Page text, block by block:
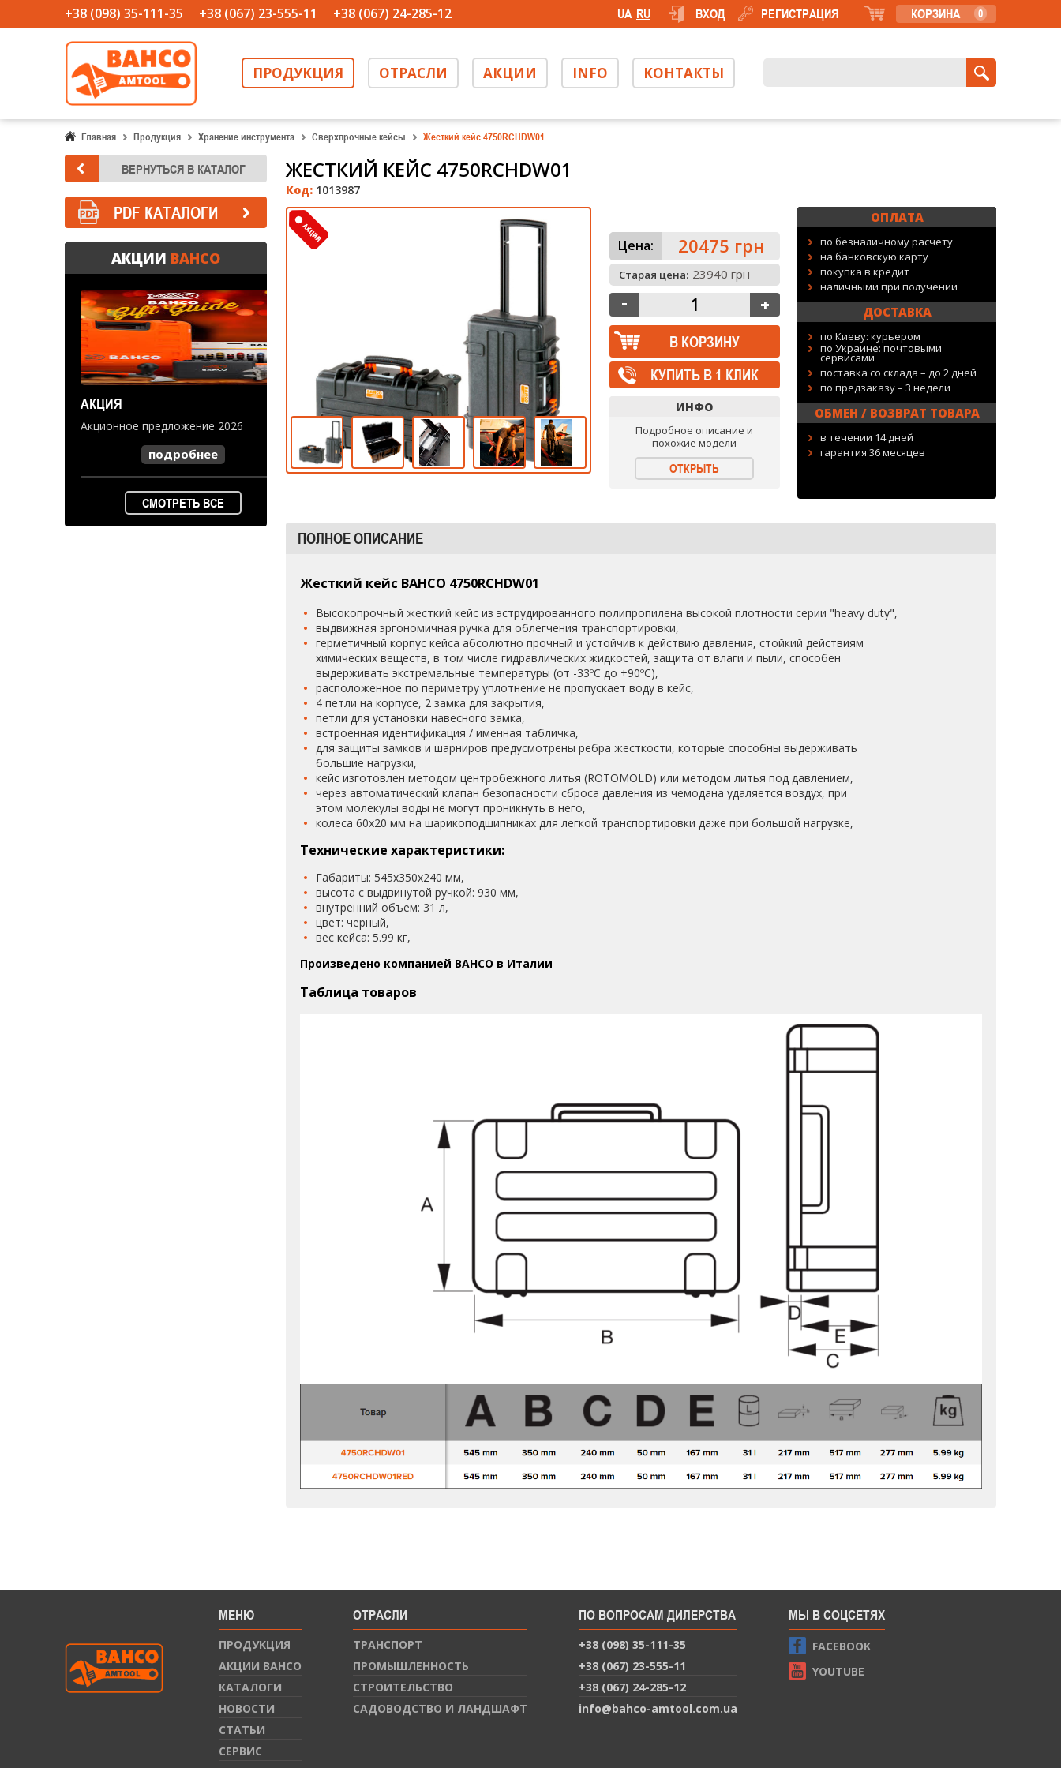
+38 (098) 35-111-35 +38 (067) 23-555-11 +38 (067) 24-285-12 КОРЗИНА 0
UA RU ВХОД РЕГИСТРАЦИЯ
ПРОДУКЦИЯ ОТРАСЛИ АКЦИИ INFO КОНТАКТЫ
Главная Продукция Хранение инструмента Сверхпрочные кейсы Жесткий кейс 4750RCHDW01
ЖЕСТКИЙ КЕЙС 4750RCHDW01
Код: 1013987
Цена: 20475 грн
Старая цена: 23940 грн
КУПИТЬ В 1 КЛИК
ИНФО
Подробное описание и
похожие модели
ОТКРЫТЬ
ОПЛАТА
по безналичному расчету
на банковскую карту
покупка в кредит
наличными при получении
ДОСТАВКА
по Киеву: курьером
по Украине: почтовыми
сервисами
поставка со склада – до 2 дней
по предзаказу – 3 недели
ОБМЕН / ВОЗВРАТ ТОВАРА
в течении 14 дней
гарантия 36 месяцев
ПОЛНОЕ ОПИСАНИЕ
Жесткий кейс BAHCO 4750RCHDW01
Высокопрочный жесткий кейс из эструдированного полипропилена высокой плотности серии "heavy duty",
выдвижная эргономичная ручка для облегчения транспортировки,
герметичный корпус кейса абсолютно прочный и устойчив к действию давления, стойкий действиям
химических веществ, в том числе гидравлических жидкостей, защита от влаги и пыли, способен
выдерживать экстремальные температуры (от -33ºC до +90ºC),
расположенное по периметру уплотнение не пропускает воду в кейс,
4 петли на корпусе, 2 замка для закрытия,
петли для установки навесного замка,
встроенная идентификация / именная табличка,
для защиты замков и шарниров предусмотрены ребра жесткости, которые способны выдерживать
большие нагрузки,
кейс изготовлен методом центробежного литья (ROTOMOLD) или методом литья под давлением,
через автоматический клапан безопасности сброса давления из чемодана удаляется воздух, при
этом молекулы воды не могут проникнуть в него,
колеса 60x20 мм на шарикоподшипниках для легкой транспортировки даже при большой нагрузке,
Технические характеристики:
Габариты: 545х350х240 мм,
высота с выдвинутой ручкой: 930 мм,
внутренний объем: 31 л,
цвет: черный,
вес кейса: 5.99 кг,
Произведено компанией BAHCO в Италии
Таблица товаров
PDF КАТАЛОГИ
АКЦИИ BAHCO
АКЦИЯ
Акционное предложение 2026
подробнее
СМОТРЕТЬ ВСЕ
МЕНЮ
ПРОДУКЦИЯ
АКЦИИ BAHCO
КАТАЛОГИ
НОВОСТИ
СТАТЬИ
СЕРВИС
ОТРАСЛИ
ТРАНСПОРТ
ПРОМЫШЛЕННОСТЬ
СТРОИТЕЛЬСТВО
САДОВОДСТВО И ЛАНДШАФТ
ПО ВОПРОСАМ ДИЛЕРСТВА
+38 (098) 35-111-35
+38 (067) 23-555-11
+38 (067) 24-285-12
info@bahco-amtool.com.ua
МЫ В СОЦСЕТЯХ
FACEBOOK
YOUTUBE